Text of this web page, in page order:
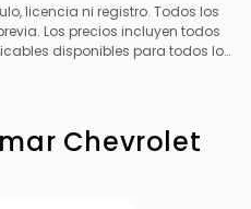
licencia ni registro. Todos los
Los precios incluyen todos
disponibles para todos los
adicionales. Es
El precio real del
Chevrolet